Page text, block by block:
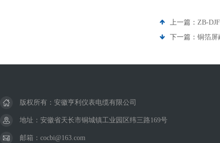
上一篇： ZB-
下一篇： 铜箔屏
版权所有：安徽亨利仪表电缆有限公司
地址：安徽省天长市铜城镇工业园区纬三路169号
邮箱：cocbi@163.com